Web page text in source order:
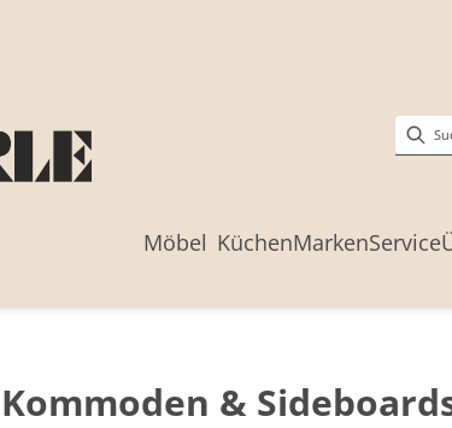
Möbel KüchenMarkenService
Kommoden &